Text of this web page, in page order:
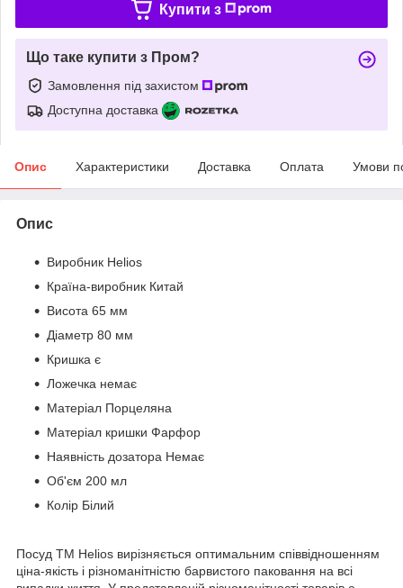
Купити з
Що таке купити з Пром?
Замовлення під захистом
Доступна доставка
Опис Характеристики Доставка Оплата Умови
Опис
Виробник Helios
Країна-виробник Китай
Висота 65 мм
Діаметр 80 мм
Кришка є
Ложечка немає
Матеріал Порцеляна
Матеріал кришки Фарфор
Наявність дозатора Немає
Об'єм 200 мл
Колір Білий
Посуд TM Helios вирізняється оптимальним співвідношенням
ціна-якість і різноманітністю барвистого паковання на всі